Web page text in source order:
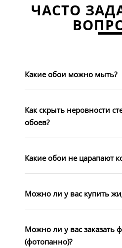
ЧАСТО
Какие обои можно мыть?
Как скрыть неровности
обоев?
Какие обои не царапают
Можно ли у вас купить
Можно ли у вас заказать
(фотопанно)?